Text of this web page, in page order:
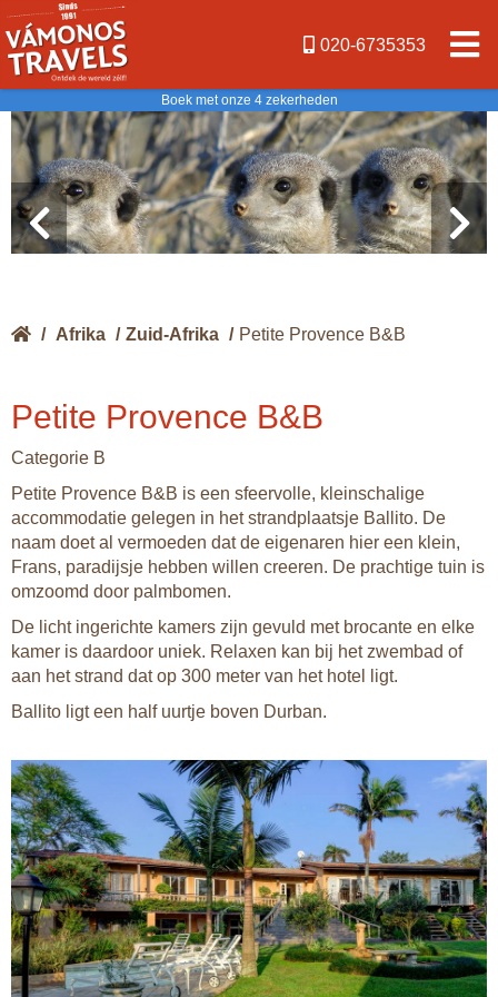
020-6735353
Boek met onze 4 zekerheden
/ Afrika / Zuid-Afrika / Petite Provence B&B
Petite Provence B&B
Categorie B
Petite Provence B&B is een sfeervolle, kleinschalige
accommodatie gelegen in het strandplaatsje Ballito. De
naam doet al vermoeden dat de eigenaren hier een klein,
Frans, paradijsje hebben willen creeren. De prachtige tuin is
omzoomd door palmbomen.
De licht ingerichte kamers zijn gevuld met brocante en elke
kamer is daardoor uniek. Relaxen kan bij het zwembad of
aan het strand dat op 300 meter van het hotel ligt.
Ballito ligt een half uurtje boven Durban.